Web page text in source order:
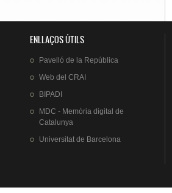
ENLLAÇOS ÚTILS
Pavelló de la República
Web del CRAI
BIPADI
MDC - Memòria digital de
Catalunya
Universitat de Barcelona